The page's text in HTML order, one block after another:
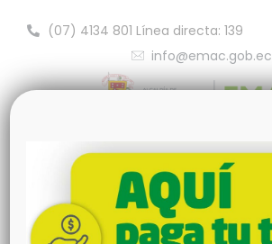
info@emac.gob.ec
(07) 4134 801 Línea directa: 139
Servicio en Mantenimiento